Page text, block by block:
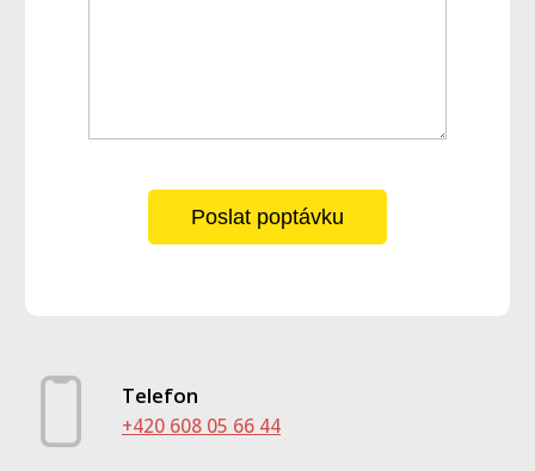
Poslat poptávku
Telefon
+420 608 05 66 44